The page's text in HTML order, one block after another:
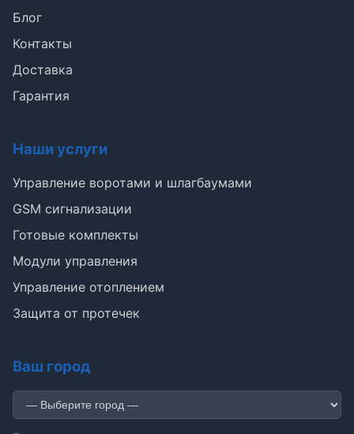
Блог
Контакты
Доставка
Гарантия
Наши услуги
Управление воротами и шлагбаумами
GSM сигнализации
Готовые комплекты
Модули управления
Управление отоплением
Защита от протечек
Ваш город
Помогу подобрать GSM-сигнализацию,
Узнать цену и наличие
Написать в Telegram